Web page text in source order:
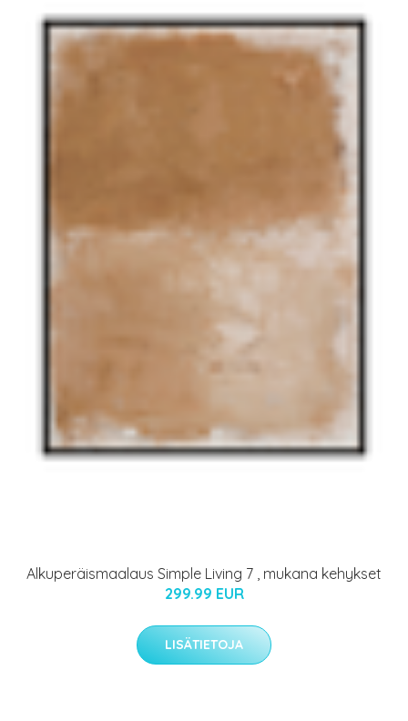
Alkuperäismaalaus Simple Living 7 , mukana kehykset
299.99 EUR
LISÄTIETOJA